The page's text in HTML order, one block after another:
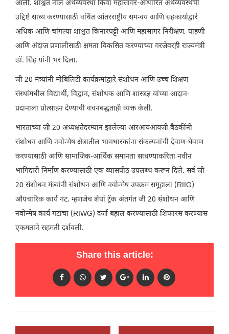
आली. शाश्वत नील अर्थव्यवस्था किंवा महासागर-आधारित अर्थव्यवस्थेची
उद्दिष्टे साध्य करण्यासाठी वर्धित आंतरराष्ट्रीय समन्वय आणि सहकार्याद्वारे
अधिक आणि चांगल्या शाश्वत किनारपट्टी आणि महासागर निरीक्षण, पाहणी
आणि अंदाज प्रणालीसाठी क्षमता विकसित करण्याच्या गरजेवरही राज्यमंत्री
डॉ. सिंह यांनी भर दिला.
जी 20 मंत्र्यांनी मोबिलिटी कार्यक्रमांद्वारे संशोधन आणि उच्च शिक्षण
संस्थांमधील विद्यार्थी, विद्वान, संशोधक आणि शास्त्रज्ञ यांच्या आदान-
प्रदानाला प्रोत्साहन देण्याची वचनबद्धताही व्यक्त केली.
भारताच्या जी 20 अध्यक्षतेदरम्यान झालेल्या आरआयआयजी बैठकींनी
संशोधन आणि नवोन्मेष क्षेत्रातील भागधारकांना संकल्पनांची देवाण-घेवाण
करण्यासाठी आणि सामाजिक-आर्थिक समानता साधण्याकरिता नवीन
भागिदारी निर्माण करण्यासाठी एक व्यासपीठ उपलब्ध करून दिले. सर्व जी
20 संशोधन मंत्र्यांनी संशोधन आणि नवोन्मेष उपक्रम समूहाला (RIIG)
औपचारिक कार्य गट, म्हणजेच शेर्पा ट्रॅक अंतर्गत जी 20 संशोधन आणि
नवोन्मेष कार्य गटाचा (RIWG) दर्जा बहाल करण्यासाठी शिफारस करण्यास
एकमताने सहमती दर्शवली.
Share this article: